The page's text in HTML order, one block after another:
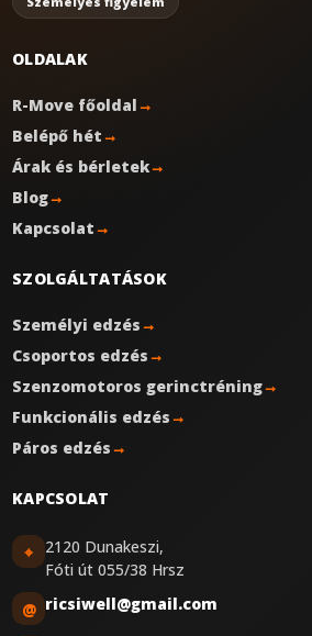
OLDALAK
R-Move főoldal→
Belépő hét→
Árak és bérletek→
Blog→
Kapcsolat→
SZOLGÁLTATÁSOK
Személyi edzés→
Csoportos edzés→
Szenzomotoros gerinctréning→
Funkcionális edzés→
Páros edzés→
KAPCSOLAT
⌖
2120 Dunakeszi,
Fóti út 055/38 Hrsz
@ ricsiwell@gmail.com